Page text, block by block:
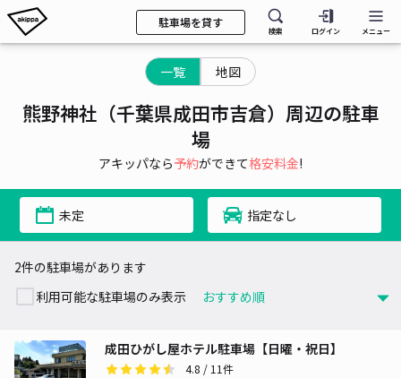
駐車場を貸す
検索 ログイン メニュー
一覧 地図
熊野神社（千葉県成田市吉倉）周辺の駐車
場
アキッパなら予約ができて格安料金!
未定 指定なし
2件の駐車場があります
利用可能な駐車場のみ表示
成田ひがし屋ホテル駐車場【日曜・祝日】
4.8 / 11件